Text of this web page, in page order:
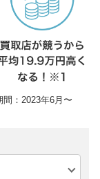
：2023年6月〜